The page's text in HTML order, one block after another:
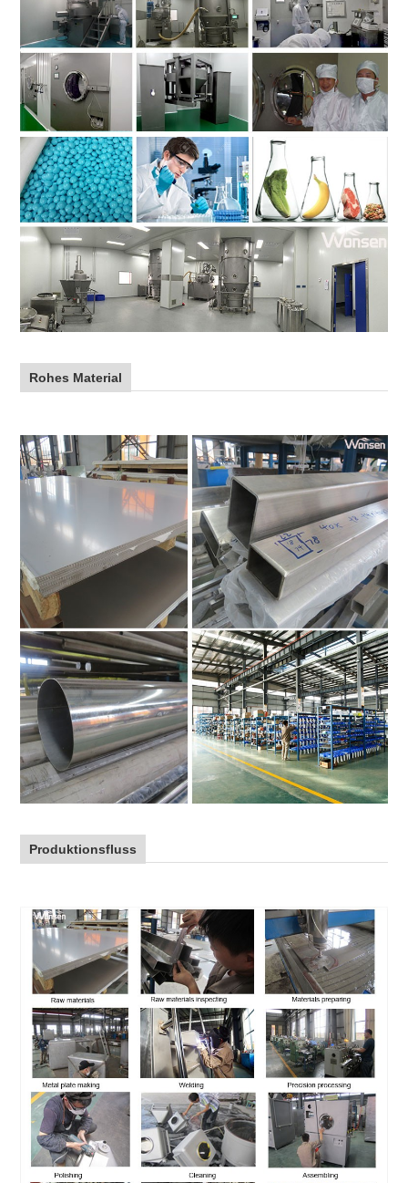
Rohes Material
Produktionsfluss